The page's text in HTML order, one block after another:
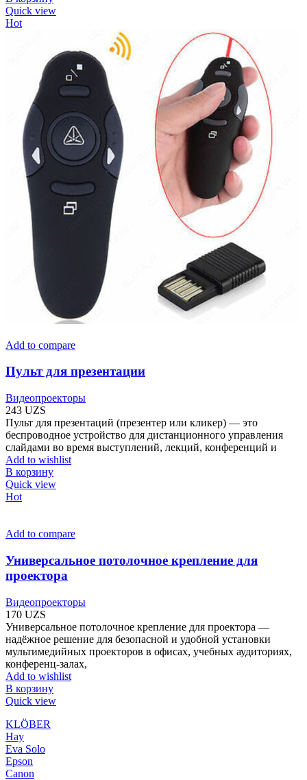
Quick view
Hot
Add to compare
Пульт для презентации
Видеопроекторы
243 UZS
Пульт для презентаций (презентер или кликер) — это
беспроводное устройство для дистанционного управления
слайдами во время выступлений, лекций, конференций и
Add to wishlist
В корзину
Quick view
Hot
Add to compare
Универсальное потолочное крепление для
проектора
Видеопроекторы
170 UZS
Универсальное потолочное крепление для проектора —
надёжное решение для безопасной и удобной установки
мультимедийных проекторов в офисах, учебных аудиториях,
конференц-залах,
Add to wishlist
В корзину
Quick view
KLÖBER
Hay
Eva Solo
Epson
Canon